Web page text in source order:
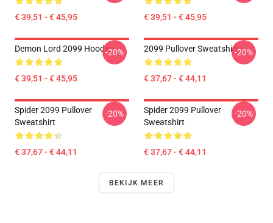
€ 39,51 - € 45,95 € 39,51 - € 45,95
Demon Lord 2099 Hoodie
€ 39,51 - € 45,95
-20% 2099 Pullover Sweatshirt
€ 37,67 - € 44,11
-20%
Spider 2099 Pullover
Sweatshirt
€ 37,67 - € 44,11
-20%
Spider 2099 Pullover
Sweatshirt
€ 37,67 - € 44,11
-20%
BEKIJK MEER